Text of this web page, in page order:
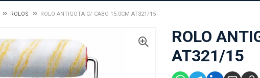
ROLOS ROLO ANTIGOTA C/ CABO 15.0CM AT321/15
ROLO
AT321/15